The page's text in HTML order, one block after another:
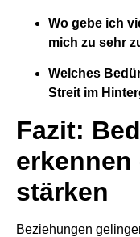
Wo gebe ich
mich zu sehr
Welches
Streit im
Fazit:
erkennen
stärken
Beziehungen